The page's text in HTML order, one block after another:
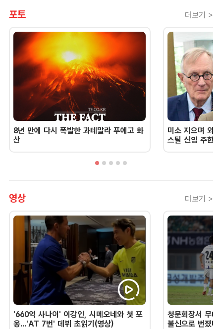
포토 더보기 >
8년 만에 다시 폭발한 과테말라 푸에고 화
산
미소 지으며 외
스틸 신임 주한
영상 더보기 >
'660억 사나이' 이강인, 시메오네와 첫 포
옹...'AT 7번' 데뷔 초읽기(영상)
청문회장서 무너
불신으로 번졌